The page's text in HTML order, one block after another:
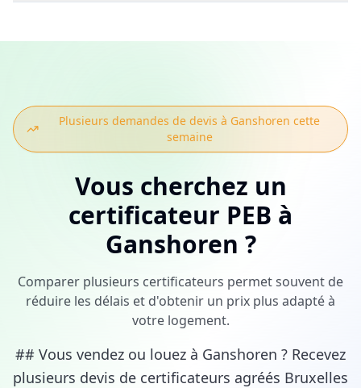
Plusieurs demandes de devis à Ganshoren cette
semaine
Vous cherchez un
certificateur PEB à
Ganshoren ?
Comparer plusieurs certificateurs permet souvent de
réduire les délais et d'obtenir un prix plus adapté à
votre logement.
## Vous vendez ou louez à Ganshoren ? Recevez
plusieurs devis de certificateurs agréés Bruxelles